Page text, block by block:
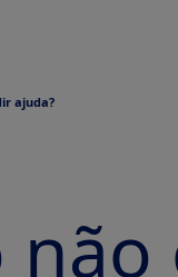
ajuda?